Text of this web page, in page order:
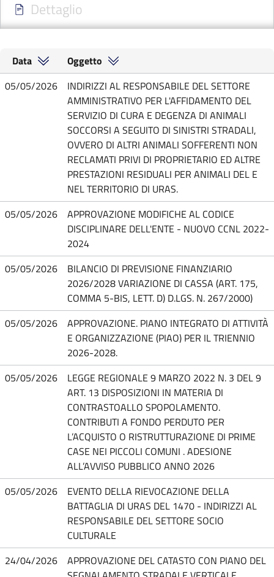
Dettaglio
Data
Oggetto
05/05/2026
INDIRIZZI AL RESPONSABILE DEL SETTORE
AMMINISTRATIVO PER L'AFFIDAMENTO DEL
SERVIZIO DI CURA E DEGENZA DI ANIMALI
SOCCORSI A SEGUITO DI SINISTRI STRADALI,
OVVERO DI ALTRI ANIMALI SOFFERENTI NON
RECLAMATI PRIVI DI PROPRIETARIO ED ALTRE
PRESTAZIONI RESIDUALI PER ANIMALI DEL E
NEL TERRITORIO DI URAS.
05/05/2026
APPROVAZIONE MODIFICHE AL CODICE
DISCIPLINARE DELL'ENTE - NUOVO CCNL 2022-
2024
05/05/2026
BILANCIO DI PREVISIONE FINANZIARIO
2026/2028 VARIAZIONE DI CASSA (ART. 175,
COMMA 5-BIS, LETT. D) D.LGS. N. 267/2000)
05/05/2026
APPROVAZIONE. PIANO INTEGRATO DI ATTIVITÀ
E ORGANIZZAZIONE (PIAO) PER IL TRIENNIO
2026-2028.
05/05/2026
LEGGE REGIONALE 9 MARZO 2022 N. 3 DEL 9
ART. 13 DISPOSIZIONI IN MATERIA DI
CONTRASTOALLO SPOPOLAMENTO.
CONTRIBUTI A FONDO PERDUTO PER
L’ACQUISTO O RISTRUTTURAZIONE DI PRIME
CASE NEI PICCOLI COMUNI . ADESIONE
ALL’AVVISO PUBBLICO ANNO 2026
05/05/2026
EVENTO DELLA RIEVOCAZIONE DELLA
BATTAGLIA DI URAS DEL 1470 - INDIRIZZI AL
RESPONSABILE DEL SETTORE SOCIO
CULTURALE
24/04/2026
APPROVAZIONE DEL CATASTO CON PIANO DEL